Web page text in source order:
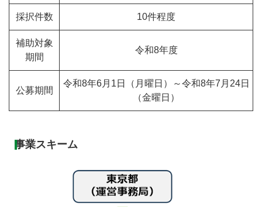
採択件数 10件程度
補助対象
期間
令和8年度
公募期間
令和8年6月1日（月曜日）～令和8年7月24日
（金曜日）
事業スキーム